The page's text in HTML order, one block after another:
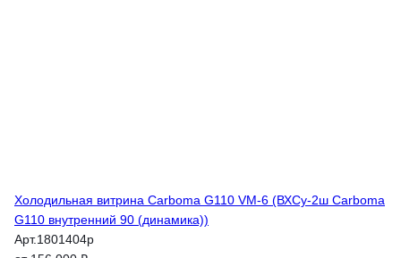
Холодильная витрина Carboma G110 VM-6 (ВХСу-2ш Carboma
G110 внутренний 90 (динамика))
Арт.1801404p